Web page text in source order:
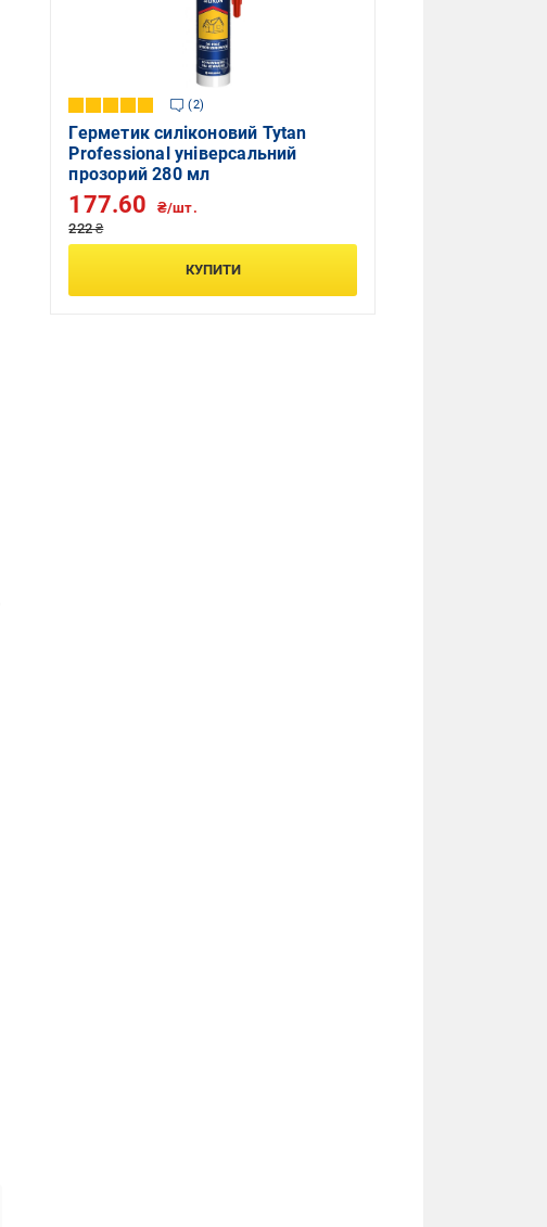
2
Герметик силіконовий Tytan
Professional універсальний
прозорий 280 мл
222 ₴
177.60 ₴/шт.
КУПИТИ